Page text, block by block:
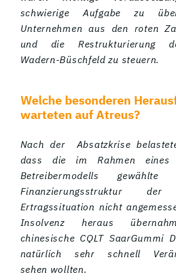
schwierige Aufgabe zu
Unternehmen aus den roten
und die Restrukturierung
Wadern-Büschfeld zu steuern.
Welche besonderen
warteten auf Atreus?
Nach der Absatzkrise
dass die im Rahmen eines
Betreibermodells
Finanzierungsstruktur der
Ertragssituation nicht
Insolvenz heraus
chinesische CQLT SaarGummi
natürlich sehr schnell
sehen wollten.